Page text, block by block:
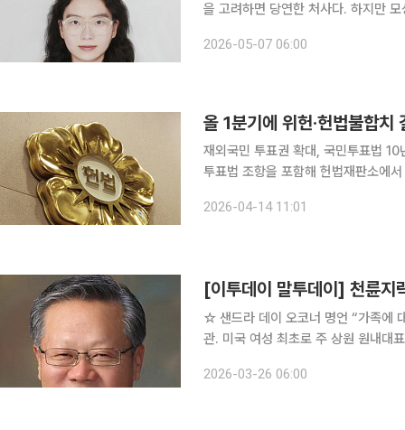
을 고려하면 당연한 처사다. 하지만
에 없다. 2024년 자택 화장실에
2026-05-07 06:00
올 1분기에 위헌·헌법불합
재외국민 투표권 확대, 국민투표법 10
투표법 조항을 포함해 헌법재판소에
르면 올해 1분기 동안 위헌 또는 헌법
2026-04-14 11:01
[이투데이 말투데이] 천륜
☆ 샌드라 데이 오코너 명언 “가족에 대한 책임과 우려는 당신을 더 이해심 깊게 만든다.” 미국 대법
관. 미국 여성 최초로 주 상원 원내대
사형제도·소수자 보호 등 사회적 대형
2026-03-26 06:00